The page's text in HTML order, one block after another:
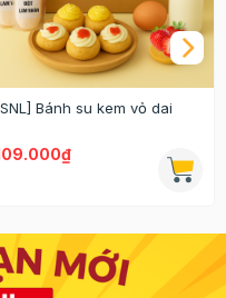
Bánh su kem vỏ dai